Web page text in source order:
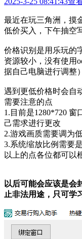
最近在玩三角洲，摸
低价买入，下午抽空
价格识别是用乐玩的
资源较小，没有使用
据自己电脑进行调整
遇到更低价格时会自
需要注意的点
1.目前是1280*720
己需求进行更改
2.游戏画质需要调为
3.系统缩放比例需要
以上的点各位都可以
以后可能会应该是会
止非法用途，只可学